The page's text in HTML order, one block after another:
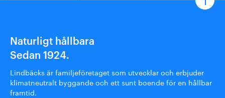
Naturligt hållbara
Sedan 1924.
Lindbäcks är familjeföretaget som utvecklar och erbjuder
klimatneutralt byggande och ett sunt boende för en hållbar
framtid.